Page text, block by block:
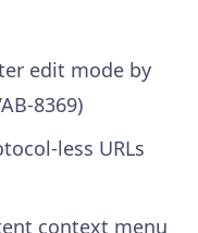
edit mode by
8369)
less URLs
context menu